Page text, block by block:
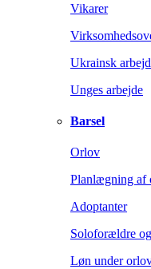
Vikarer
Ukrainsk
Unges arbejde
Barsel
Orlov
Planlægning af
Adoptanter
Soloforældre
Løn under